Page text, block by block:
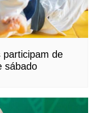
participam de
sábado